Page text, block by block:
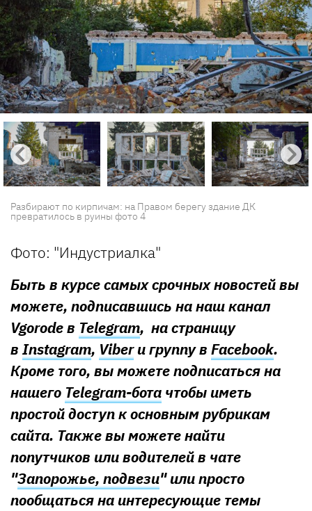
Разбирают по кирпичам: на Правом берегу здание ДК
превратилось в руины фото 4
Фото: "Индустриалка"
Быть в курсе самых срочных новостей вы
можете, подписавшись на наш канал
Vgorode в Telegram, на страницу
в Instagram, Viberи группу в Facebook.
Кроме того, вы можете подписаться на
нашего Telegram-бота чтобы иметь
простой доступ к основным рубрикам
сайта. Также вы можете найти
попутчиков или водителей в чате
"Запорожье, подвези" или просто
пообщаться на интересующие темы